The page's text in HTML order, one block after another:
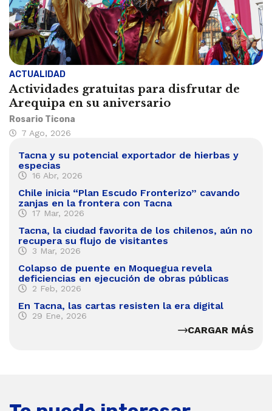
ACTUALIDAD
Actividades gratuitas para disfrutar de
Arequipa en su aniversario
Rosario Ticona
7 Ago, 2026
Tacna y su potencial exportador de hierbas y
especias
16 Abr, 2026
Chile inicia “Plan Escudo Fronterizo” cavando
zanjas en la frontera con Tacna
17 Mar, 2026
Tacna, la ciudad favorita de los chilenos, aún no
recupera su flujo de visitantes
3 Mar, 2026
Colapso de puente en Moquegua revela
deficiencias en ejecución de obras públicas
2 Feb, 2026
En Tacna, las cartas resisten la era digital
29 Ene, 2026
CARGAR MÁS